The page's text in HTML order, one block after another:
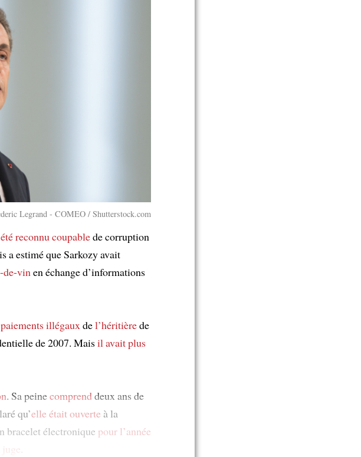
Legrand - COMEO / Shutterstock.com
reconnu coupablede corruption
a estimé que Sarkozy avait
de-vinen échange d’informations
illégauxdel’héritièrede
de 2007. Maisil avait plus
. Sa peinecomprenddeux ans de
qu’elle était ouverteà la
bracelet électronique pour l’année
juge